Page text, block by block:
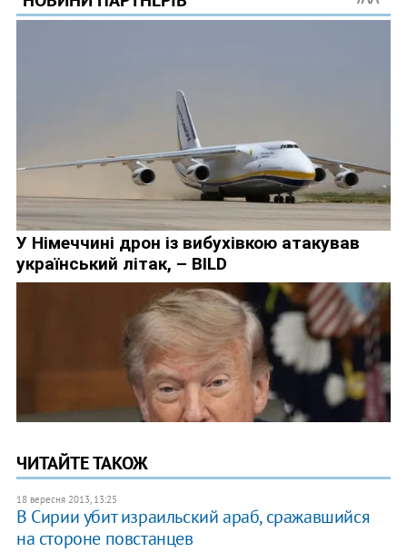
ЧИТАЙТЕ ТАКОЖ
18 вересня 2013, 13:25
В Сирии убит израильский араб, сражавшийся
на стороне повстанцев